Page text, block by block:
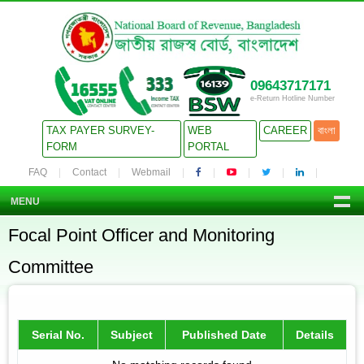
09643717171
e-Return Hotline Number
TAX PAYER SURVEY-
FORM
WEB
PORTAL
CAREER বাংলা
FAQ Contact Webmail
MENU
Focal Point Officer and Monitoring
Committee
Serial No. Subject Published Date Details